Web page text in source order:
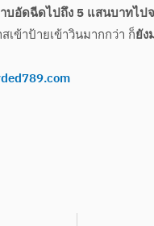
บอัดฉีดไปถึง 5 แสนบาทไ
เข้าป้ายเข้าวินมากกว่า ก็ยั